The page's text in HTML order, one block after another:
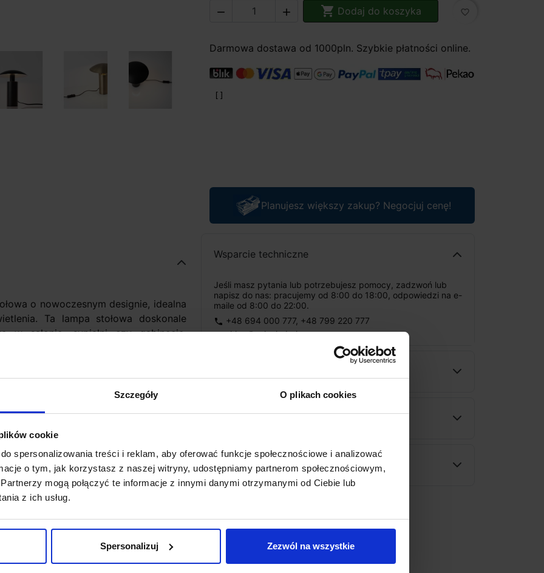
Szczegóły O plikach cookies
cookie
spersonalizowania treści i reklam, aby oferować funkcje społecznościowe i analizować
o tym, jak korzystasz z naszej witryny, udostępniamy partnerom społecznościowym,
mogą połączyć te informacje z innymi danymi otrzymanymi od Ciebie lub
z ich usług.
Spersonalizuj Zezwól na wszystkie
   Dodaj do koszyka favorite_border
Darmowa dostawa od 1000pln. Szybkie płatności online.
Planujesz większy zakup? Negocjuj cenę!
Wsparcie techniczne
Jeśli masz pytania lub potrzebujesz pomocy, zadzwoń lub
napisz do nas: pracujemy od 8:00 do 18:00, odpowiedzi na e-
maile od 8:00 do 22:00.
phone +48 694 000 777, +48 799 220 777
email sklep@salonled.pl
Koszt dostawy
Zapytaj o produkt
o nowoczesnym designie, idealna
Ta lampa stołowa doskonale
w salonie, sypialni czy gabinecie,